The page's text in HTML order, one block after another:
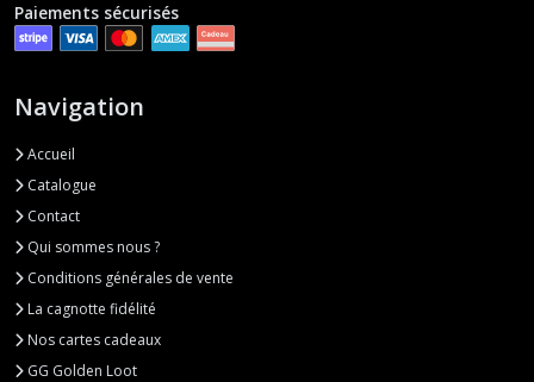
Paiements sécurisés
Navigation
Accueil
Catalogue
Contact
Qui sommes nous ?
Conditions générales de vente
La cagnotte fidélité
Nos cartes cadeaux
GG Golden Loot